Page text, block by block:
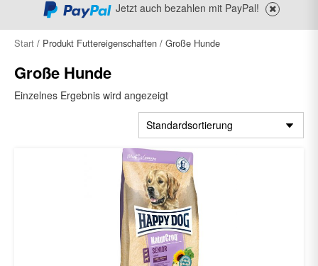
Jetzt auch bezahlen mit PayPal!
Start / Produkt Futtereigenschaften / Große Hunde
Große Hunde
Einzelnes Ergebnis wird angezeigt